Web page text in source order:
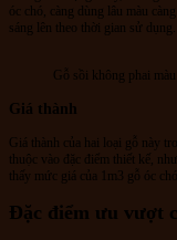
óc chó, càng dùng lâu màu
sáng lên theo thời gian sử dụng.
Gỗ sồi không phai màu
Giá thành
Giá thành của hai loại gỗ này
thuộc vào đặc điểm thiết kế,
thấy mức giá của 1m3 gỗ óc
Đặc điểm ưu vượt